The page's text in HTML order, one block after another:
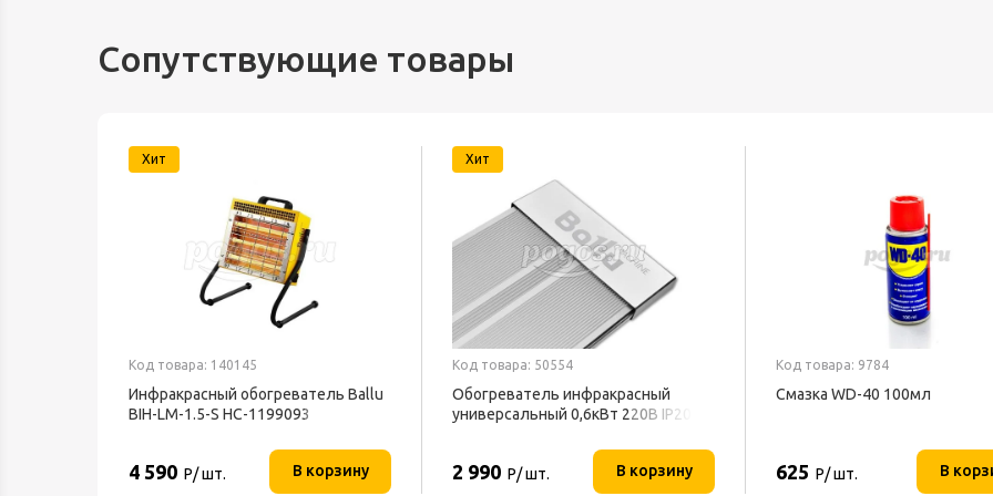
Сопутствующие товары
Хит
Код товара: 140145
Инфракрасный обогреватель Ballu
BIH-LM-1.5-S НС-1199093
4 590 Р/ шт. В корзину
Хит
Код товара: 50554
Обогреватель инфракрасный
универсальный 0,6кВт 220В IP20
2 990 Р/ шт. В корзину
Код товара: 9784
Смазка WD-40 100мл
625 Р/ шт. В